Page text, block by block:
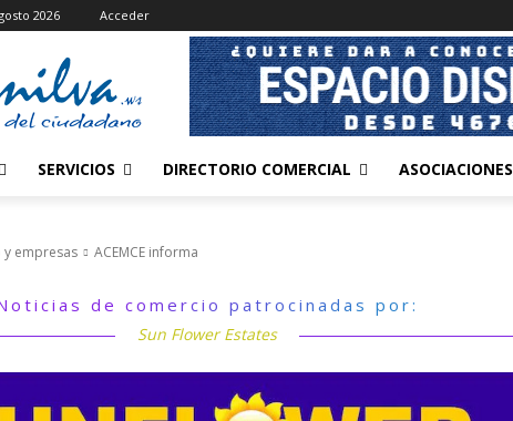
2026 Acceder
SERVICIOS DIRECTORIO COMERCIAL ASOCIACIONES
y empresas ACEMCE informa
de comercio patrocinadas por:
Sun Flower Estates